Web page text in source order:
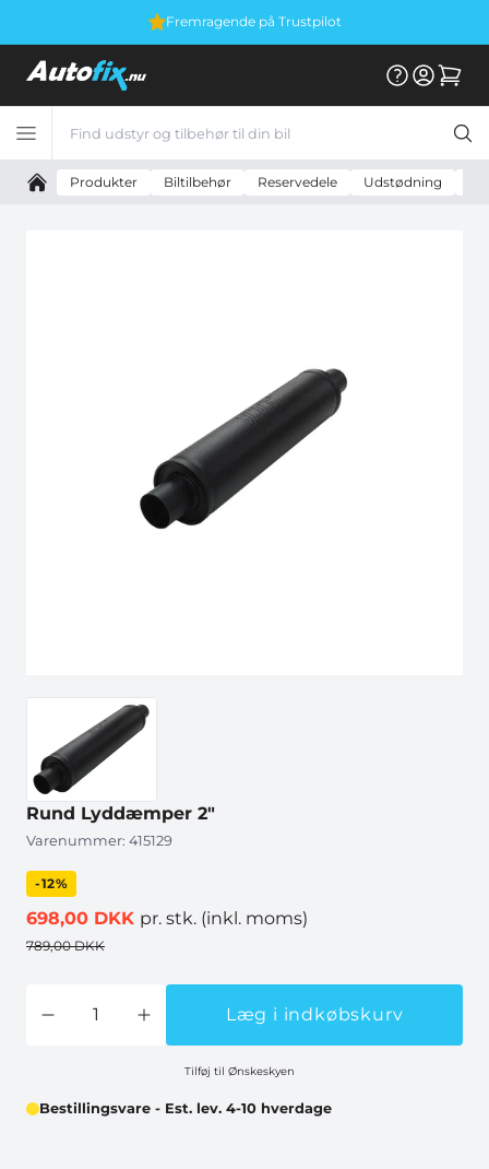
Fremragende på Trustpilot
Produkter Biltilbehør Reservedele Udstødning
Rund Lyddæmper 2"
Varenummer: 415129
-12%
698,00 DKK pr. stk. (inkl. moms)
789,00 DKK
Læg i indkøbskurv
Tilføj til Ønskeskyen
Bestillingsvare - Est. lev. 4-10 hverdage